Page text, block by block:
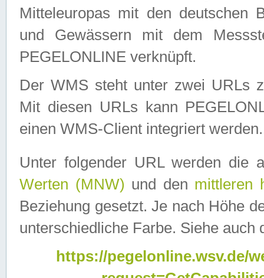
Mitteleuropas mit den deutschen
und Gewässern mit dem
PEGELONLINE verknüpft.
Der WMS steht unter zwei URLs
Mit diesen URLs kann
einen WMS-Client integriert werden.
Unter folgender URL werden die
Werten (MNW) und den mittleren
Beziehung gesetzt. Je nach Höhe
unterschiedliche Farbe. Siehe auch
https://pegelonline.wsv.de/